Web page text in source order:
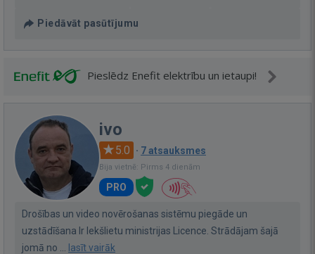
Piedāvāt pasūtījumu
Pieslēdz Enefit elektrību un ietaupi!
ivo
5.0 · 7 atsauksmes
Bija vietnē: Pirms 4 dienām
PRO
Drošības un video novērošanas sistēmu piegāde un
uzstādīšana Ir Iekšlietu ministrijas Licence. Strādājam šajā
jomā no ... lasīt vairāk